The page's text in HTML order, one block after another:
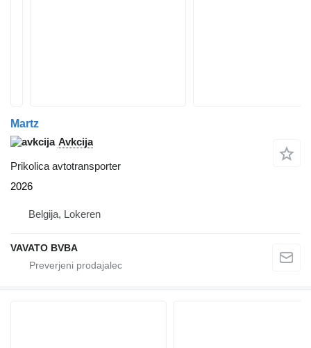
Martz
Avkcija
Prikolica avtotransporter
2026
Belgija, Lokeren
VAVATO BVBA